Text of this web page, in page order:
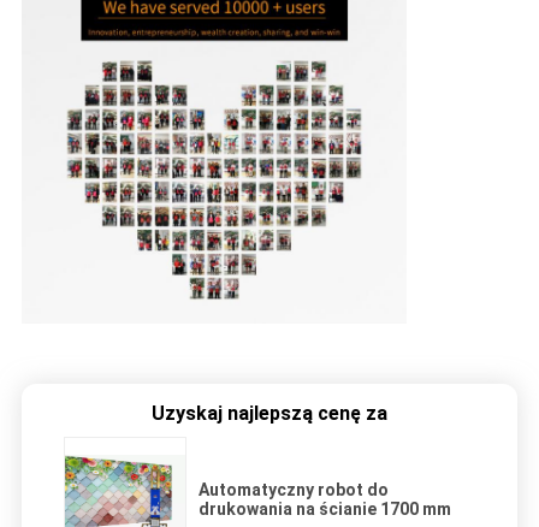
Uzyskaj najlepszą cenę za
Automatyczny robot do
drukowania na ścianie 1700 mm